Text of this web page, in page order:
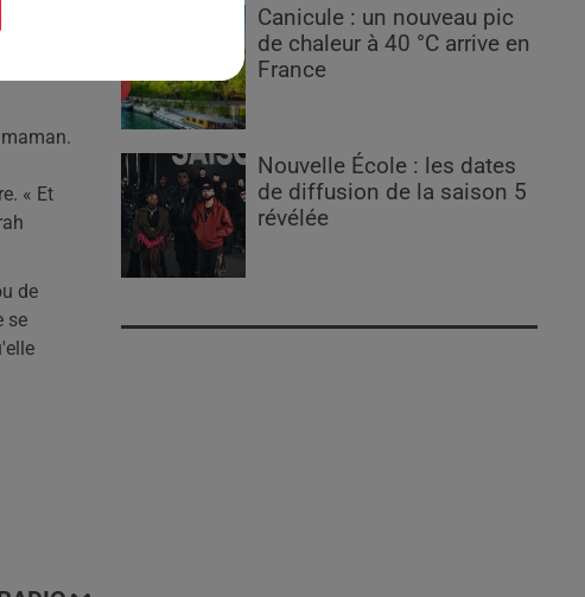
« Et
de
se
Canicule : un nouveau pic
de chaleur à 40 °C arrive en
France
Nouvelle École : les dates
de diffusion de la saison 5
révélée